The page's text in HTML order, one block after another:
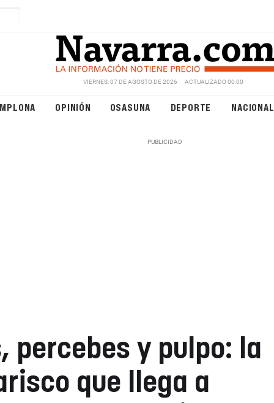
VIERNES, 07 DE AGOSTO DE 2026 ACTUALIZADO 00:00
OPINIÓN OSASUNA DEPORTE NACIONAL
percebes y pulpo: la
que llega a